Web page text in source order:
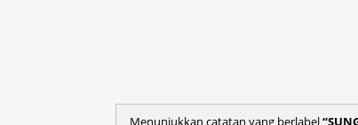
Menunjukkan catatan yang berlabel